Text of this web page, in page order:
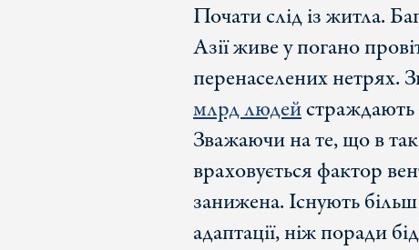
Почати слід із житла.
Азії живе у погано
перенаселених нетрях.
млрд людейстраждають
Зважаючи на те, що в
враховується фактор
занижена. Існують
адаптації, ніж поради